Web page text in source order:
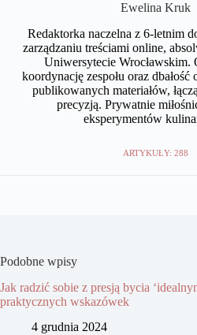
Ewelina Kruk
Redaktorka naczelna z 6-letnim
zarządzaniu treściami online,
Uniwersytecie Wrocławskim.
koordynację zespołu oraz
publikowanych materiałów,
precyzją. Prywatnie
eksperymentów
ARTYKUŁY: 288
Podobne wpisy
Jak radzić sobie z presją bycia
praktycznych wskazówek
4 grudnia 2024